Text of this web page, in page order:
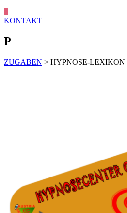
KONTAKT
P
ZUGABEN > HYPNOSE-LEXIKON